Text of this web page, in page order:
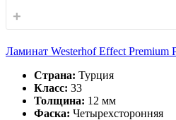
+
Ламинат Westerhof Effect Premium
Страна: Турция
Класс: 33
Толщина: 12 мм
Фаска: Четырехсторонняя